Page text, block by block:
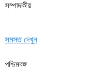
সম্পাদকীয়
সমস্ত দেখুন
পশ্চিমবঙ্গ